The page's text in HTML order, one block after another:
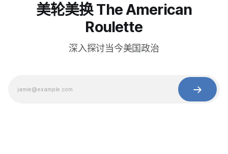
美轮美换 The American
Roulette
深入探讨当今美国政治